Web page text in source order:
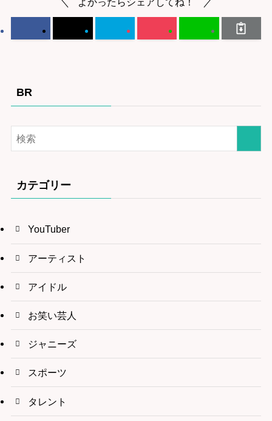
BR
カテゴリー
YouTuber
アーティスト
アイドル
お笑い芸人
ジャニーズ
スポーツ
タレント